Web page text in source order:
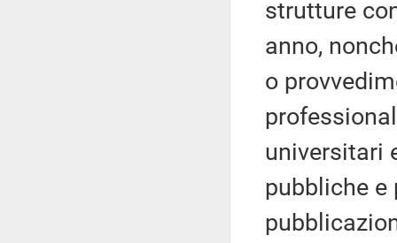
strutture
anno,
o
universitari
pubbliche e